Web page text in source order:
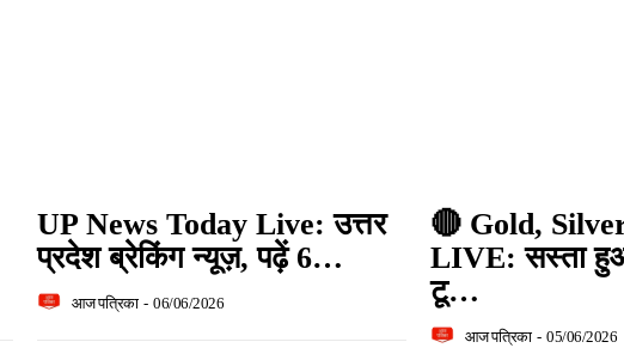
UP News Today Live: उत्तर
प्रदेश ब्रेकिंग न्यूज़, पढ़ें 6…
आज पत्रिका - 06/06/2026
🔴 Gold,
LIVE: सस्ता हुआ
टू…
आज पत्रिका - 05/06/2026